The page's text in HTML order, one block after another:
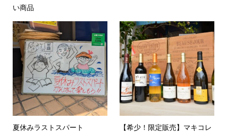
い商品
夏休みラストスパート
【希少！限定販売】マキコレ